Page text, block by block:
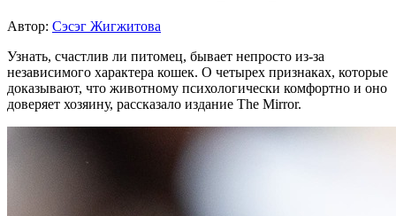
Автор: Сэсэг Жигжитова
Узнать, счастлив ли питомец, бывает непросто из-за
независимого характера кошек. О четырех признаках, которые
доказывают, что животному психологически комфортно и оно
доверяет хозяину, рассказало издание The Mirror.